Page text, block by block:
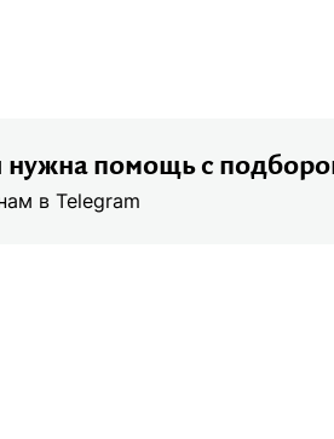
помощь с
в Telegram